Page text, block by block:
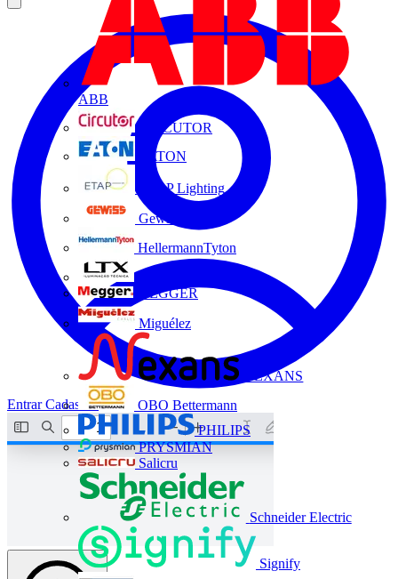
ABB
CIRCUTOR
EATON
ETAP Lighting
Gewiss
HellermannTyton
MEGGER
Miguélez
NEXANS
OBO Bettermann
PHILIPS
PRYSMIAN
Salicru
Schneider Electric
Signify
EntrarCadastrar